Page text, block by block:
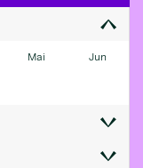
Mai Jun